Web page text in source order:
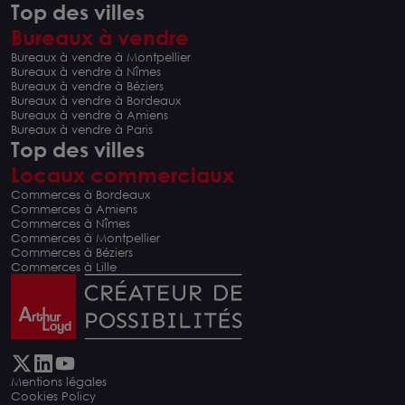
Top des villes
Bureaux à vendre
Bureaux à vendre à Montpellier
Bureaux à vendre à Nîmes
Bureaux à vendre à Béziers
Bureaux à vendre à Bordeaux
Bureaux à vendre à Amiens
Bureaux à vendre à Paris
Top des villes
Locaux commerciaux
Commerces à Bordeaux
Commerces à Amiens
Commerces à Nîmes
Commerces à Montpellier
Commerces à Béziers
Commerces à Lille
Mentions légales
Cookies Policy